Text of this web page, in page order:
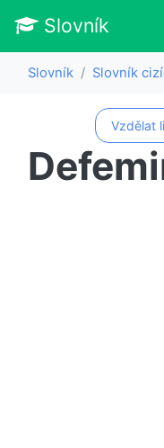
Slovník
Slovník Slovník
Vzdělat